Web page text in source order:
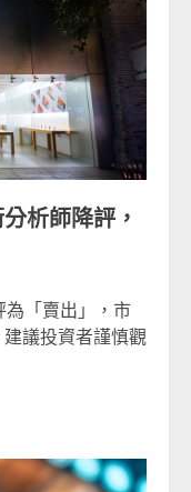
析師降評，
「賣出」，市
議投資者謹慎觀